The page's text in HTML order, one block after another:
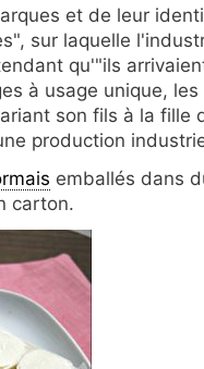
et de leur
sur laquelle
qu'"ils
à usage unique,
son fils à la fille
production
emballés dans
carton.